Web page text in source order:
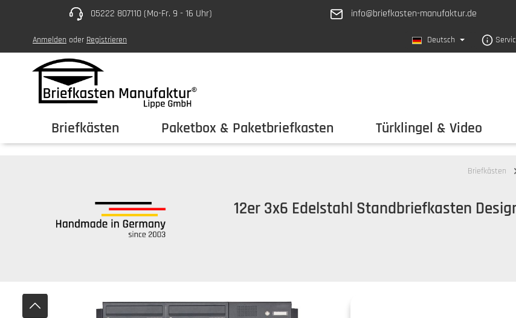
Hauptinhalt springen
Zur Hauptnavigation springen05222 807110 (Mo-Fr. 9 - 16 Uhr) info@briefkasten-manufaktur.de
Anmelden oder Registrieren Deutsch
Briefkästen Paketbox & Paketbriefkasten Türklingel & Video
Briefkästen
12er 3x6 Edelstahl Standbriefkasten
Bildergalerie überspringen